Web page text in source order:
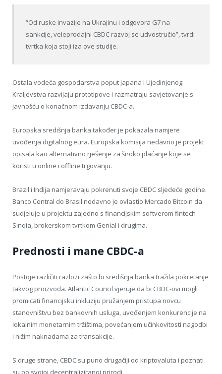
“Od ruske invazije na Ukrajinu i odgovora G7 na
sankcije, veleprodajni CBDC razvoj se udvostručio”, tvrdi
tvrtka koja stoji iza ove studije.
Ostala vodeća gospodarstva poput Japana i Ujedinjenog
Kraljevstva razvijaju prototipove i razmatraju savjetovanje s
javnošću o konačnom izdavanju CBDC-a.
Europska središnja banka također je pokazala namjere
uvođenja digitalnog eura. Europska komisija nedavno je projekt
opisala kao alternativno rješenje za široko plaćanje koje se
koristi u online i offline trgovanju.
Brazil i Indija namjeravaju pokrenuti svoje CBDC sljedeće godine.
Banco Central do Brasil nedavno je ovlastio Mercado Bitcoin da
sudjeluje u projektu zajedno s financijskim softverom fintech
Sinqia, brokerskom tvrtkom Genial i drugima.
Prednosti i mane CBDC-a
Postoje različiti razlozi zašto bi središnja banka tražila pokretanje
takvog proizvoda. Atlantic Council vjeruje da bi CBDC-ovi mogli
promicati financijsku inkluziju pružanjem pristupa novcu
stanovništvu bez bankovnih usluga, uvođenjem konkurencije na
lokalnim monetarnim tržištima, povećanjem učinkovitosti nagodbi
i nižim naknadama za transakcije.
S druge strane, CBDC su puno drugačiji od kriptovaluta i poznati
su po svojoj decentraliziranoj prirodi.